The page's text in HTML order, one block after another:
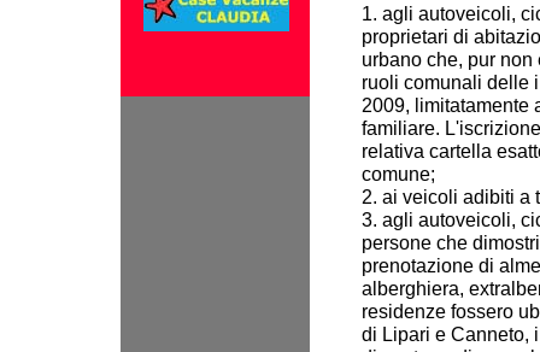
1. agli autoveicoli,
proprietari di
urbano che, pur
ruoli comunali delle
2009, limitatamente
familiare.
relativa cartella
comune;
2. ai veicoli adibiti a
3. agli autoveicoli,
persone che
prenotazione di
alberghiera,
residenze fossero
di Lipari e Canneto,